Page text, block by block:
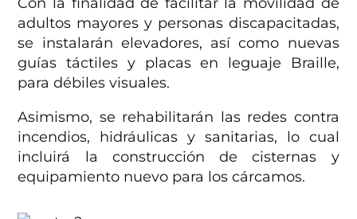
adultos mayores y personas discapacitadas,
se instalarán elevadores, así como nuevas
guías táctiles y placas en leguaje Braille,
para débiles visuales.
Asimismo, se rehabilitarán las redes contra
incendios, hidráulicas y sanitarias, lo cual
incluirá la construcción de cisternas y
equipamiento nuevo para los cárcamos.